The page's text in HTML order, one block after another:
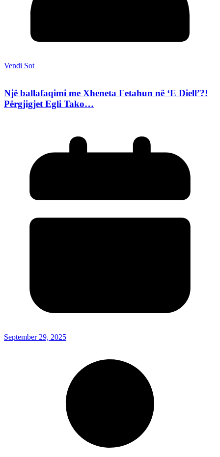
Vendi Sot
Një ballafaqimi me Xheneta Fetahun në ‘E Diell’?!
Përgjigjet Egli Tako…
September 29, 2025